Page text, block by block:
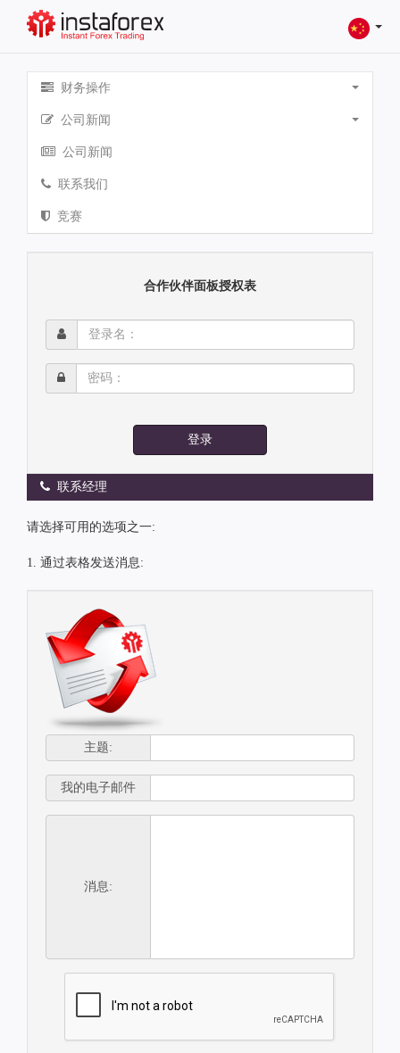
财务操作
公司新闻
公司新闻
联系我们
竞赛
合作伙伴面板授权表
录
名：
码：
登录
联系经理
请选择可用的选项之一:
1. 通过表格发送消息:
主题:
我的电子邮件
消息: